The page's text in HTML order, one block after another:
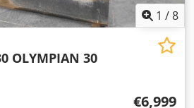
1 /8
OLYMPIAN 30
€6,999